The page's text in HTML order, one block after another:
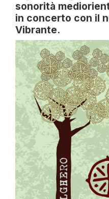
sonorità
in concerto con il
Vibrante.